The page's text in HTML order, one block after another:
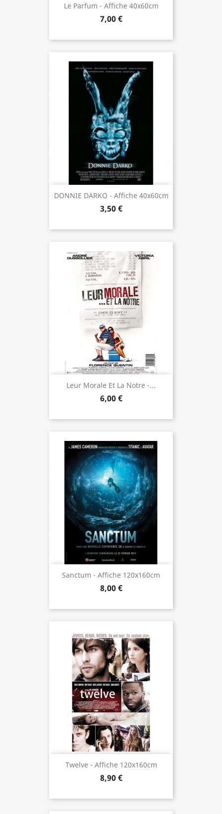
Le Parfum - Affiche 40x60cm
7,00 €
DONNIE DARKO - Affiche 40x60cm
3,50 €
Leur Morale Et La Notre -...
6,00 €
Sanctum - Affiche 120x160cm
8,00 €
Twelve - Affiche 120x160cm
8,90 €